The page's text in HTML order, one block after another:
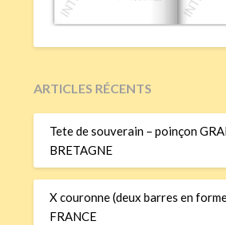
ARTICLES RÉCENTS
Tete de souverain – poinçon
BRETAGNE
X couronne (deux barres en
FRANCE